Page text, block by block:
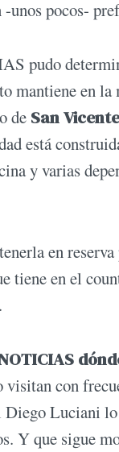
pocos-
pudo
mantiene en la
de San
está
y varias
en
tiene en el
con
Luciani
Y que sigue